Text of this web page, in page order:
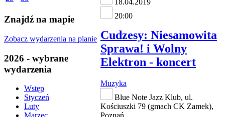
Znajdź na mapie
Zobacz wydarzenia na planie
2026 - wybrane
wydarzenia
Wstęp
Styczeń
Luty
18.04.2019
20:00
Cudzesy: Niesamowita
Sprawa! i Wolny
Elektron - koncert
Muzyka
Blue Note Jazz Klub, ul.
Kościuszki 79 (gmach CK Zamek),